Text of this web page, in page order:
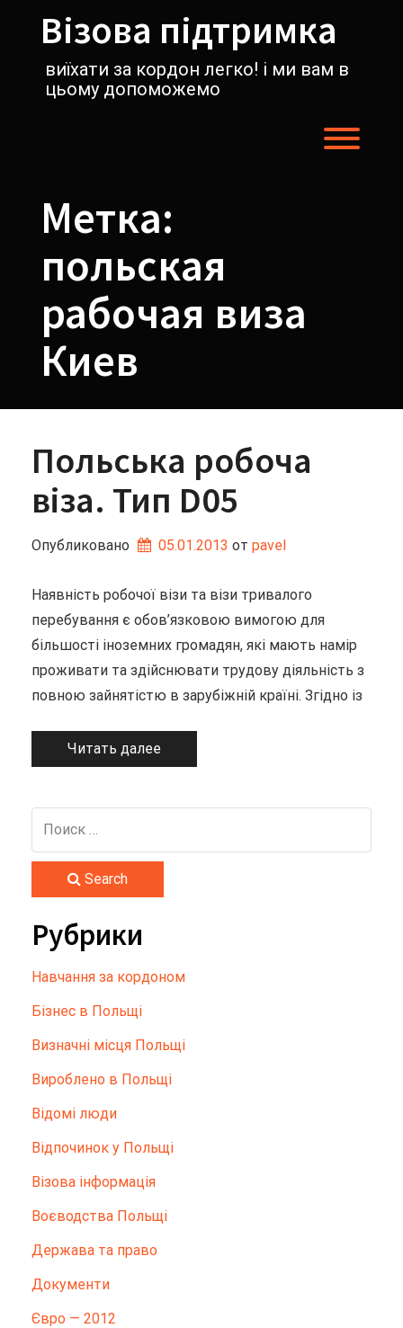
содержимомуВізова підтримка
виїхати за кордон легко! і ми вам в
цьому допоможемо
Метка:
польская
рабочая виза
Киев
Польська робоча
віза. Тип D05
Опубликовано 05.01.2013 от pavel
Наявність робочої візи та візи тривалого
перебування є обов’язковою вимогою для
більшості іноземних громадян, які мають намір
проживати та здійснювати трудову діяльність з
повною зайнятістю в зарубіжній країні. Згідно із
Читать далее
Search
Рубрики
Hавчання за кордоном
Бізнес в Польщі
Визначні місця Польщі
Вироблено в Польщі
Відомі люди
Відпочинок у Польщі
Візова інформація
Воєводства Польщі
Держава та право
Документи
Євро — 2012